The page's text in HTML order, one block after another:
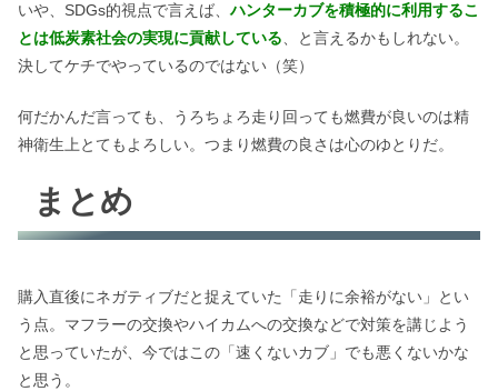
いや、SDGs的視点で言えば、ハンターカブを積極的に利用するこ
とは低炭素社会の実現に貢献している 、と言えるかもしれない。
決してケチでやっているのではない（笑）
何だかんだ言っても、うろちょろ走り回っても燃費が良いのは精
神衛生上とてもよろしい。つまり燃費の良さは心のゆとりだ。
まとめ
購入直後にネガティブだと捉えていた「走りに余裕がない」とい
う点。マフラーの交換やハイカムへの交換などで対策を講じよう
と思っていたが、今ではこの「速くないカブ」でも悪くないかな
と思う。